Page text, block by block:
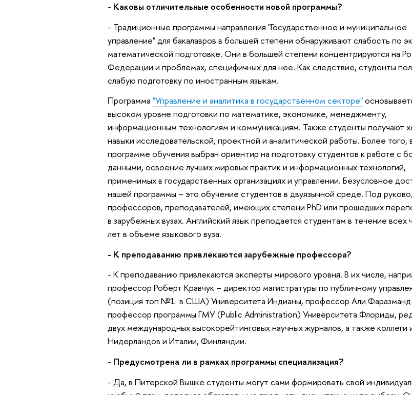
- Каковы отличительные особенности новой программы?
- Традиционные программы направления "Государственное и муниципальное
управление" для бакалавров в большей степени обнаруживают слабость по
математической подготовке. Они в большей степени концентрируются на
Федерации и проблемах, специфичных для нее. Как следствие, студенты
слабую подготовку по иностранным языкам.
Программа "Управление и аналитика в государственном секторе"
высоком уровне подготовки по математике, экономике, менеджменту,
информационным технологиям и коммуникациям. Также студенты получают
навыки исследовательской, проектной и аналитической работы. Более того,
программе обучения выбран ориентир на подготовку студентов к работе с
данными, освоение лучших мировых практик и информационных технологий,
применимых в государственных организациях и управлении. Безусловное
нашей программы – это обучение студентов в двуязычной среде. Под
профессоров, преподавателей, имеющих степени PhD или прошедших
в зарубежных вузах. Английский язык преподается студентам в течение всех
лет в объеме языкового вуза.
- К преподаванию привлекаются зарубежные профессора?
- К преподаванию привлекаются эксперты мирового уровня. В их числе,
профессор Роберт Кравчук – директор магистратуры по публичному
(позиция топ №1 в США) Университета Индианы, профессор Али
профессор программы ГМУ (Public Administration) Университета Флориды,
двух международных высокорейтинговых научных журналов, а также коллеги
Нидерландов и Италии, Финляндии.
- Предусмотрена ли в рамках программы специализация?
- Да, в Питерской Вышке студенты могут сами формировать свой